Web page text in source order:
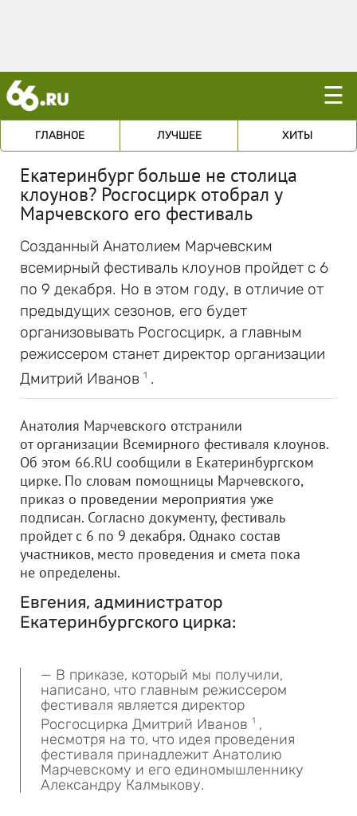
☰
ГЛАВНОЕ ЛУЧШЕЕ ХИТЫ
Екатеринбург больше не столица
клоунов? Росгосцирк отобрал у
Марчевского его фестиваль
Созданный Анатолием Марчевским
всемирный фестиваль клоунов пройдет с 6
по 9 декабря. Но в этом году, в отличие от
предыдущих сезонов, его будет
организовывать Росгосцирк, а главным
режиссером станет директор организации
Дмитрий Иванов 1 .
Анатолия Марчевского отстранили
от организации Всемирного фестиваля клоунов.
Об этом 66.RU сообщили в Екатеринбургском
цирке. По словам помощницы Марчевского,
приказ о проведении мероприятия уже
подписан. Согласно документу, фестиваль
пройдет с 6 по 9 декабря. Однако состав
участников, место проведения и смета пока
не определены.
Евгения, администратор
Екатеринбургского цирка:
— В приказе, который мы получили,
написано, что главным режиссером
фестиваля является директор
Росгосцирка Дмитрий Иванов 1 ,
несмотря на то, что идея проведения
фестиваля принадлежит Анатолию
Марчевскому и его единомышленнику
Александру Калмыкову.